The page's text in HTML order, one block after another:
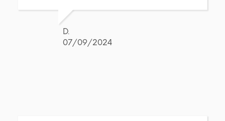
D.
07/09/2024